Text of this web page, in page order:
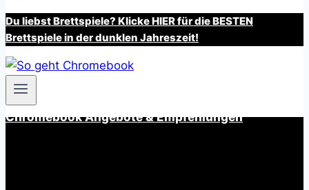
Du liebst Brettspiele? Klicke HIER für die BESTEN
Brettspiele in der dunklen Jahreszeit!
Chromebook Angebote & Empfehlungen